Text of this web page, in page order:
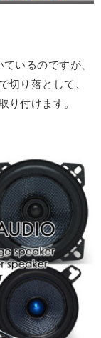
いるのですが、
り落として、
付けます。